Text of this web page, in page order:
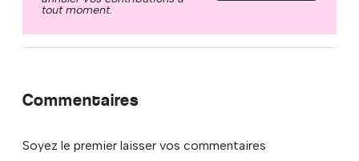
tout moment.
Commentaires
Soyez le premier laisser vos commentaires